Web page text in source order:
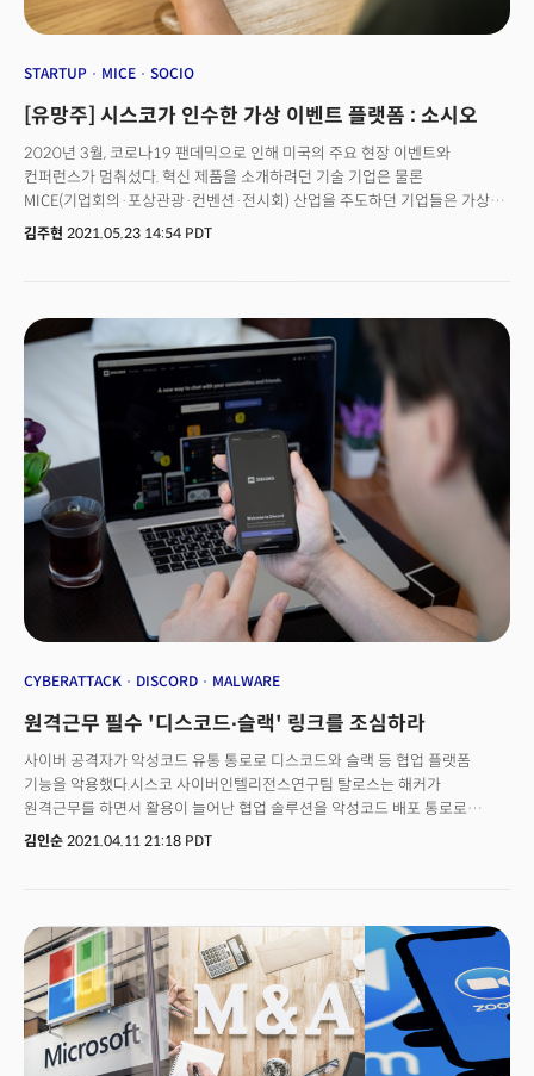
STARTUP MICE SOCIO
[유망주] 시스코가 인수한 가상 이벤트 플랫폼 : 소시오
2020년 3월, 코로나19 팬데믹으로 인해 미국의 주요 현장 이벤트와
컨퍼런스가 멈춰섰다. 혁신 제품을 소개하려던 기술 기업은 물론
MICE(기업회의·포상관광·컨벤션·전시회) 산업을 주도하던 기업들은 가상
이벤트로 전환하기 위해 새로운 플랫폼을 찾아나섰다. 이 기간 동안 기존 가상
못했으나 팬데믹이 고정관념을 깬 것이다. 많은 기업이 가상공간에서 MICE
행사를 치를 수 있다는 것을 확인했으며 고객 참여율과 경험도 오프라인
경험에 뒤처지지 않았다. 팬데믹이라는 위기가 가상 이벤트, 회의, 컨퍼런스
산업의 성장 가능성을 보여준 셈이다.
김주현 2021.05.23 14:54 PDT
CYBERATTACK DISCORD MALWARE
원격근무 필수 '디스코드∙슬랙' 링크를 조심하라
사이버 공격자가 악성코드 유통 통로로 디스코드와 슬랙 등 협업 플랫폼
기능을 악용했다.시스코 사이버인텔리전스연구팀 탈로스는 해커가
원격근무를 하면서 활용이 늘어난 협업 솔루션을 악성코드 배포 통로로
악용하고 있다고 분석했다. 악성코드 검색 서비스인 '바이러스토털'에서
틈을 놓치지 않고 협업 플랫폼의 정상적인 기능을 활용해 악성코드와
랜섬웨어를 배포하는데 열을 올렸다.
김인순 2021.04.11 21:18 PDT